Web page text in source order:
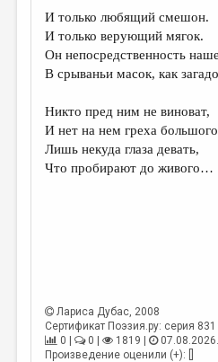
ОБЪЯВЛЕНИЯ
КОЛОНКА РЕДАКТОРА
ОТ РЕДАКЦИИ
МАЛАЯ ПРОЗА
РЕЦЕНЗИРОВАНИЕ
ЦИКЛЫ ПУБЛИКАЦИЙ
И только любящий смешон.
И только верующий мягок.
Он непосредственность
В срываньи масок, как
Никто пред ним не виноват,
И нет на нем греха
Лишь некуда глаза девать,
Что пробирают до живого…
Лариса Дубас, 2008
Сертификат Поэзия.ру: серия
0 |
0 | 1819 |
Произведение оценили (+): []